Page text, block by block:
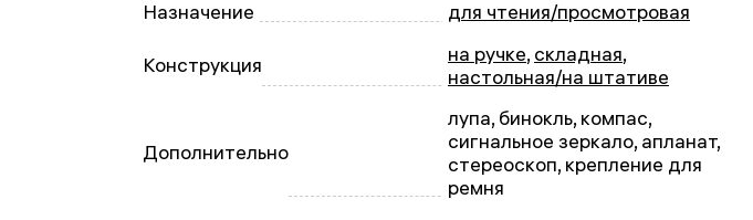
Назначение
для чтения/просмотровая
Конструкция на ручке, складная,
настольная/на штативе
Дополнительно
лупа, бинокль, компас,
сигнальное зеркало, апланат,
стереоскоп, крепление для
ремня